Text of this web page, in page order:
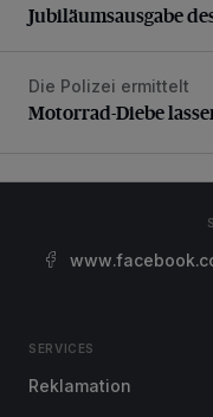
Jubiläumsausgabe
Motorrad-Diebe
Die Polizei ermittelt
Motorrad-Diebe
SERVICES
Reklamation